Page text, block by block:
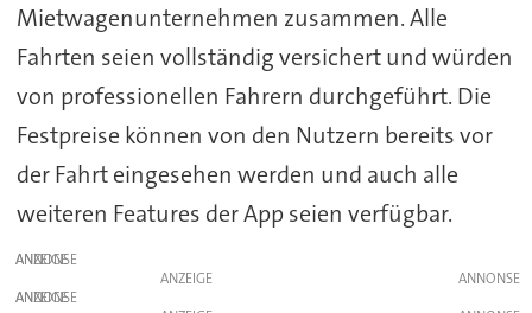
Mietwagenunternehmen zusammen. Alle
Fahrten seien vollständig versichert und würden
von professionellen Fahrern durchgeführt. Die
Festpreise können von den Nutzern bereits vor
der Fahrt eingesehen werden und auch alle
weiteren Features der App seien verfügbar.
ANZEIGE
ANZEIGE
ANZEIGE